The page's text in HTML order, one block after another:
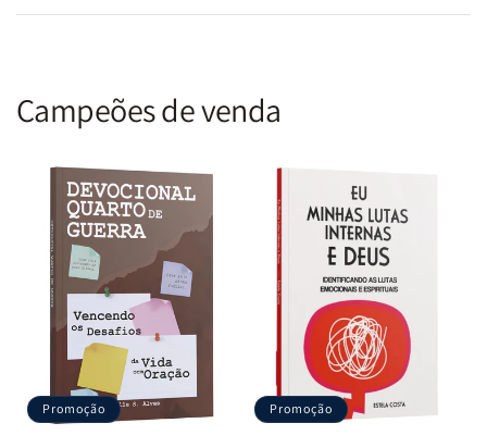
Campeões de venda
Promoção Promoção